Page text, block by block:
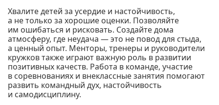
Хвалите детей за усердие и настойчивость,
а не только за хорошие оценки. Позволяйте
им ошибаться и рисковать. Создайте дома
атмосферу, где неудача — это не повод для стыда,
а ценный опыт. Менторы, тренеры и руководители
кружков также играют важную роль в развитии
позитивных качеств. Работа в команде, участие
в соревнованиях и внеклассные занятия помогают
развить командный дух, настойчивость
и самодисциплину.